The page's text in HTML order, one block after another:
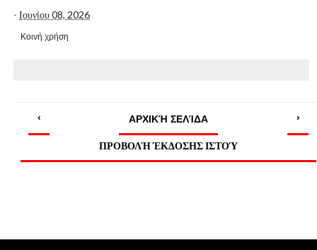
- Ιουνίου 08, 2026
Κοινή χρήση
‹ ›
ΑΡΧΙΚΉ ΣΕΛΊΔΑ
ΠΡΟΒΟΛΉ ΈΚΔΟΣΗΣ ΙΣΤΟΎ